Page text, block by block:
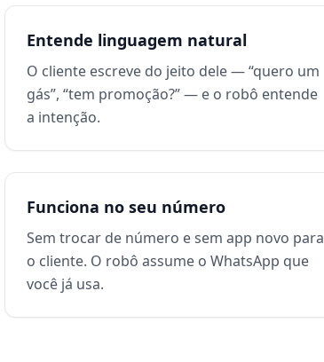
Entende linguagem natural
O cliente escreve do jeito dele — “quero um
gás”, “tem promoção?” — e o robô entende
a intenção.
Funciona no seu número
Sem trocar de número e sem app novo para
o cliente. O robô assume o WhatsApp que
você já usa.